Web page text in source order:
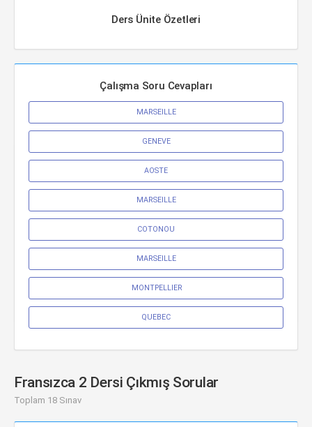
Ders Ünite Özetleri
Çalışma Soru Cevapları
MARSEILLE
GENEVE
AOSTE
MARSEILLE
COTONOU
MARSEILLE
MONTPELLIER
QUEBEC
Fransızca 2 Dersi Çıkmış Sorular
Toplam 18 Sınav